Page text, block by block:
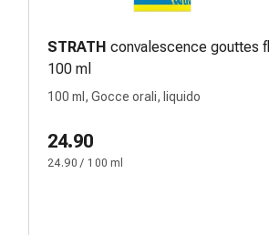
STRATH convalescence gouttes fl
100 ml
100 ml, Gocce orali, liquido
24.90
24.90 / 100 ml